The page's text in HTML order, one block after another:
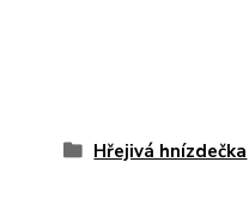
Hřejivá hnízdečka